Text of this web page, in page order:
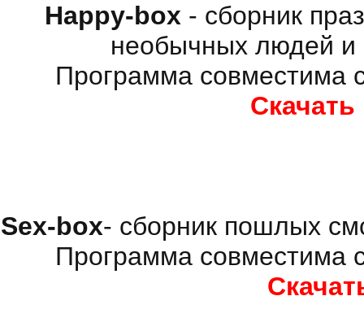
Happy-box - сборник
необычных людей и
Программа совместима
Sex-box- сборник пошлых
Программа совместима